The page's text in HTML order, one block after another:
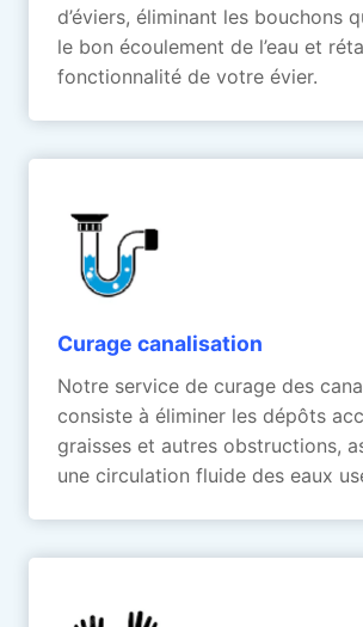
d’éviers, éliminant les bouchons
le bon écoulement de l’eau et
fonctionnalité de votre évier.
Curage canalisation
Notre service de curage des
consiste à éliminer les dépôts
graisses et autres obstructions,
une circulation fluide des eaux